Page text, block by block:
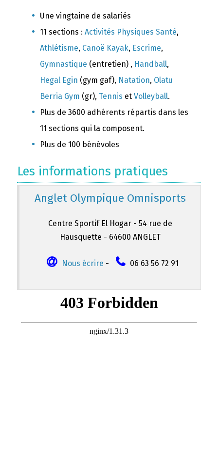
Une vingtaine de salariés
11 sections : Activités Physiques Santé,
Athlétisme, Canoë Kayak, Escrime,
Gymnastique (entretien) , Handball,
Hegal Egin (gym gaf), Natation, Olatu
Berria Gym (gr), Tennis et Volleyball.
Plus de 3600 adhérents répartis dans les
11 sections qui la composent.
Plus de 100 bénévoles
Les informations pratiques
Anglet Olympique Omnisports
Centre Sportif El Hogar - 54 rue de
Hausquette - 64600 ANGLET
Nous écrire - 06 63 56 72 91